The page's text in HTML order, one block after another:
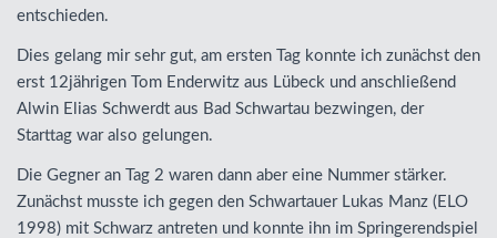
entschieden.
Dies gelang mir sehr gut, am ersten Tag konnte ich zunächst den
erst 12jährigen Tom Enderwitz aus Lübeck und anschließend
Alwin Elias Schwerdt aus Bad Schwartau bezwingen, der
Starttag war also gelungen.
Die Gegner an Tag 2 waren dann aber eine Nummer stärker.
Zunächst musste ich gegen den Schwartauer Lukas Manz (ELO
1998) mit Schwarz antreten und konnte ihn im Springerendspiel